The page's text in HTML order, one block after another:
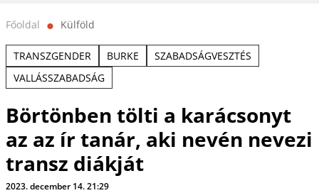
Főoldal ⬤ Külföld
TRANSZGENDER BURKE
SZABADSÁGVESZTÉS
VALLÁSSZABADSÁG
Börtönben tölti a karácsonyt
az az ír tanár, aki nevén nevezi
transz diákját
2023. december 14. 21:29